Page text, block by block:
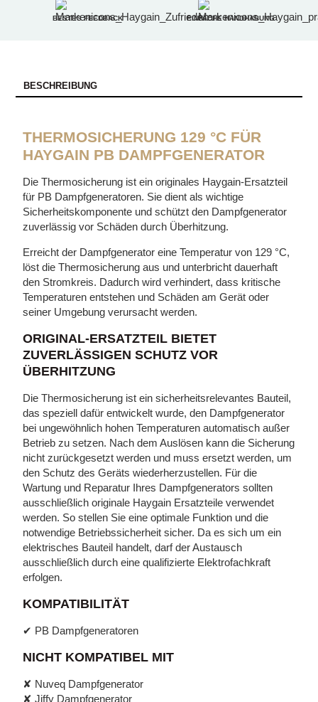
BESTES FEEDBACK EINFACHE HANDHABUNG
BESCHREIBUNG
THERMOSICHERUNG 129 °C FÜR
HAYGAIN PB DAMPFGENERATOR
Die Thermosicherung ist ein originales Haygain-Ersatzteil
für PB Dampfgeneratoren. Sie dient als wichtige
Sicherheitskomponente und schützt den Dampfgenerator
zuverlässig vor Schäden durch Überhitzung.
Erreicht der Dampfgenerator eine Temperatur von 129 °C,
löst die Thermosicherung aus und unterbricht dauerhaft
den Stromkreis. Dadurch wird verhindert, dass kritische
Temperaturen entstehen und Schäden am Gerät oder
seiner Umgebung verursacht werden.
ORIGINAL-ERSATZTEIL BIETET
ZUVERLÄSSIGEN SCHUTZ VOR
ÜBERHITZUNG
Die Thermosicherung ist ein sicherheitsrelevantes Bauteil,
das speziell dafür entwickelt wurde, den Dampfgenerator
bei ungewöhnlich hohen Temperaturen automatisch außer
Betrieb zu setzen. Nach dem Auslösen kann die Sicherung
nicht zurückgesetzt werden und muss ersetzt werden, um
den Schutz des Geräts wiederherzustellen. Für die
Wartung und Reparatur Ihres Dampfgenerators sollten
ausschließlich originale Haygain Ersatzteile verwendet
werden. So stellen Sie eine optimale Funktion und die
notwendige Betriebssicherheit sicher. Da es sich um ein
elektrisches Bauteil handelt, darf der Austausch
ausschließlich durch eine qualifizierte Elektrofachkraft
erfolgen.
KOMPATIBILITÄT
✔ PB Dampfgeneratoren
NICHT KOMPATIBEL MIT
✘ Nuveq Dampfgenerator
✘ Jiffy Dampfgenerator